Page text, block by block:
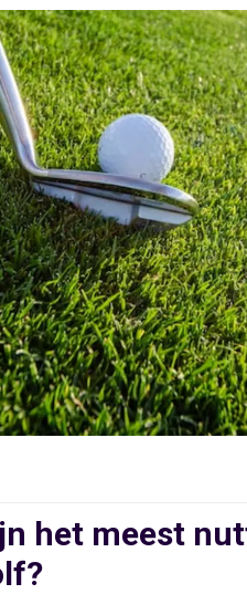
het meest